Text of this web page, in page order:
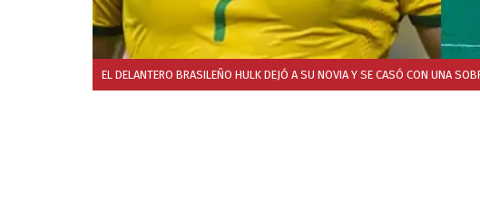
EL DELANTERO BRASILEÑO HULK DEJÓ A SU NOVIA Y SE CASÓ CON UNA